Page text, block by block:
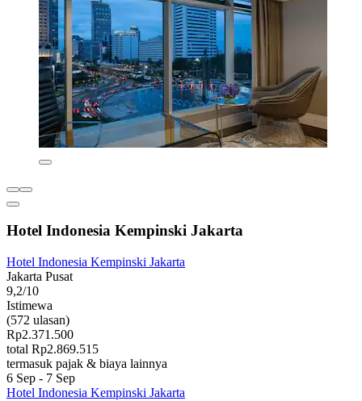
Hotel Indonesia Kempinski Jakarta
Hotel Indonesia Kempinski Jakarta
Jakarta Pusat
9,2/10
Istimewa
(572 ulasan)
Rp2.371.500
total Rp2.869.515
termasuk pajak & biaya lainnya
6 Sep - 7 Sep
Hotel Indonesia Kempinski Jakarta